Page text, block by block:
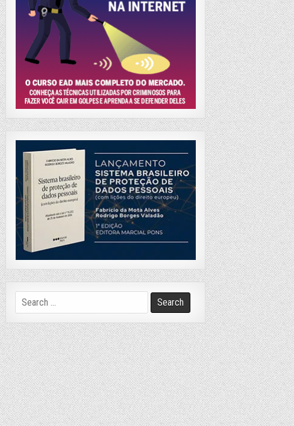
Search
for: